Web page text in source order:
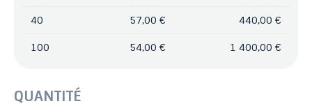
40 57,00 € 440,00 €
100 54,00 € 1 400,00 €
QUANTITÉ